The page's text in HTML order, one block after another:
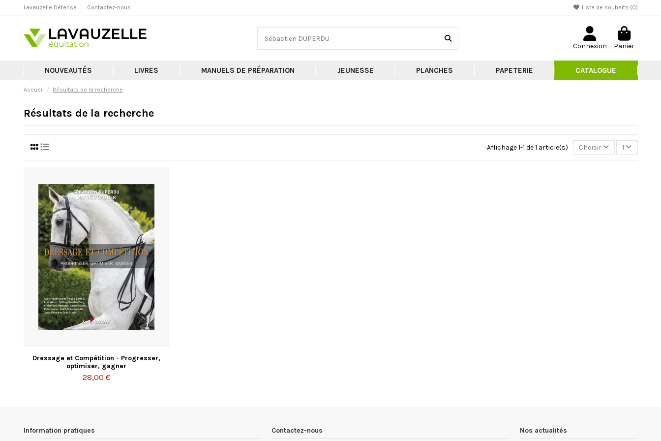
Lavauzelle Défense Contactez-nous Liste de souhaits (0)
Connexion Panier
NOUVEAUTÉS LIVRES MANUELS DE PRÉPARATION JEUNESSE PLANCHES PAPETERIE CATALOGUE
Accueil Résultats de la recherche
Résultats de la recherche
Affichage 1-1 de 1 article(s) Choisir 1
Dressage et Compétition - Progresser,
optimiser, gagner
28,00 €
Information pratiques Contactez-nous Nos actualités